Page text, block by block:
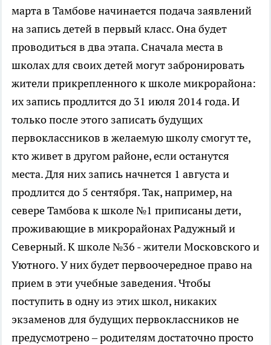
марта в Тамбове начинается подача заявлений
на запись детей в первый класс. Она будет
проводиться в два этапа. Сначала места в
школах для своих детей могут забронировать
жители прикрепленного к школе микрорайона:
их запись продлится до 31 июля 2014 года. И
только после этого записать будущих
первоклассников в желаемую школу смогут те,
кто живет в другом районе, если останутся
места. Для них запись начнется 1 августа и
продлится до 5 сентября. Так, например, на
севере Тамбова к школе №1 приписаны дети,
проживающие в микрорайонах Радужный и
Северный. К школе №36 - жители Московского и
Уютного. У них будет первоочередное право на
прием в эти учебные заведения. Чтобы
поступить в одну из этих школ, никаких
экзаменов для будущих первоклассников не
предусмотрено – родителям достаточно просто